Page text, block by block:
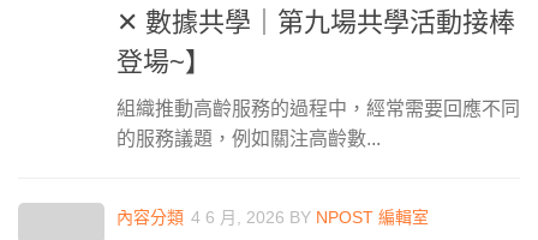
✕ 數據共學｜第九場共學活動接棒
登場~】
組織推動高齡服務的過程中，經常需要回應不同
的服務議題，例如關注高齡數...
內容分類 4 6 月, 2026 BY NPOST 編輯室